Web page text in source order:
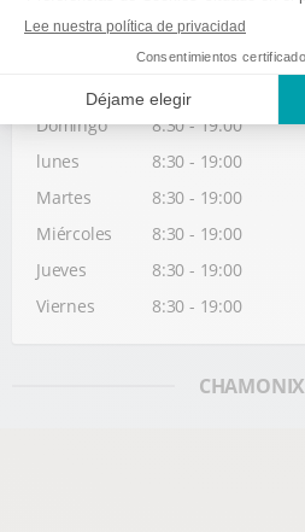
Sábado
8:30 - 19:00
Domingo
8:30 - 19:00
lunes
8:30 - 19:00
Martes
8:30 - 19:00
Miércoles
8:30 - 19:00
Jueves
8:30 - 19:00
Viernes
8:30 - 19:00
CHAMONIX